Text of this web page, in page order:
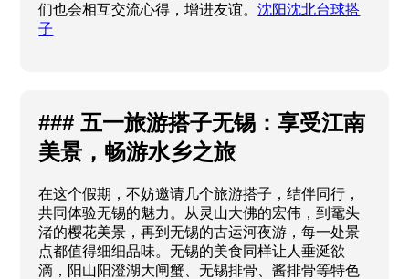
们也会相互交流心得，增进友谊。沈阳沈北台球搭
子
### 五一旅游搭子无锡：享受江南
美景，畅游水乡之旅
在这个假期，不妨邀请几个旅游搭子，结伴同行，
共同体验无锡的魅力。从灵山大佛的宏伟，到鼋头
渚的樱花美景，再到无锡的古运河夜游，每一处景
点都值得细细品味。无锡的美食同样让人垂涎欲
滴，阳山阳澄湖大闸蟹、无锡排骨、酱排骨等特色